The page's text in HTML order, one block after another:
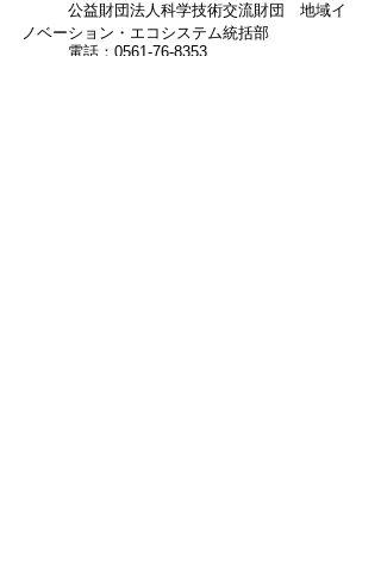
公益財団法人科学技術交流財団　地域イ
ノベーション・エコシステム統括部
電話：0561-76-8353